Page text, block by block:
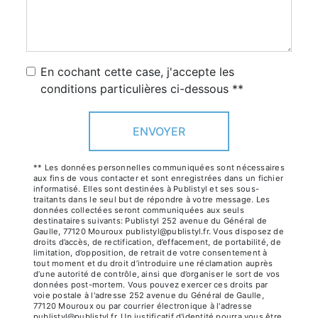
En cochant cette case, j'accepte les
conditions particulières ci-dessous **
ENVOYER
** Les données personnelles communiquées sont nécessaires
aux fins de vous contacter et sont enregistrées dans un fichier
informatisé. Elles sont destinées à Publistyl et ses sous-
traitants dans le seul but de répondre à votre message. Les
données collectées seront communiquées aux seuls
destinataires suivants: Publistyl 252 avenue du Général de
Gaulle, 77120 Mouroux publistyl@publistyl.fr. Vous disposez de
droits d’accès, de rectification, d’effacement, de portabilité, de
limitation, d’opposition, de retrait de votre consentement à
tout moment et du droit d’introduire une réclamation auprès
d’une autorité de contrôle, ainsi que d’organiser le sort de vos
données post-mortem. Vous pouvez exercer ces droits par
voie postale à l'adresse 252 avenue du Général de Gaulle,
77120 Mouroux ou par courrier électronique à l'adresse